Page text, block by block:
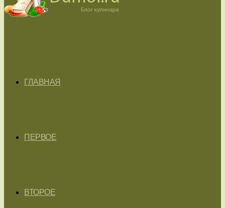
ГЛАВНАЯ
ПЕРВОЕ
ВТОРОЕ